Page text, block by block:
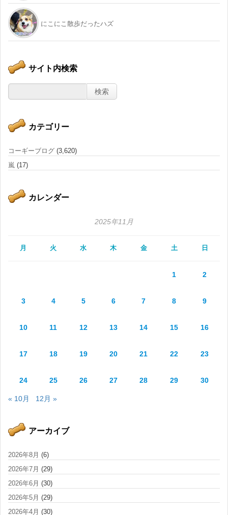
にこにこ散歩だったハズ
サイト内検索
カテゴリー
コーギーブログ (3,620)
嵐 (17)
カレンダー
2025年11月
月 火 水 木 金 土 日
1 2
3 4 5 6 7 8 9
10 11 12 13 14 15 16
17 18 19 20 21 22 23
24 25 26 27 28 29 30
« 10月 12月 »
アーカイブ
2026年8月 (6)
2026年7月 (29)
2026年6月 (30)
2026年5月 (29)
2026年4月 (30)